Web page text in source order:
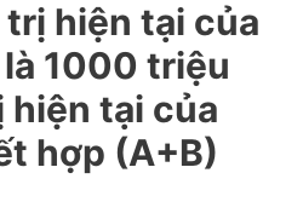
hiện tại của
1000 triệu
hiện tại của
hợp (A+B)